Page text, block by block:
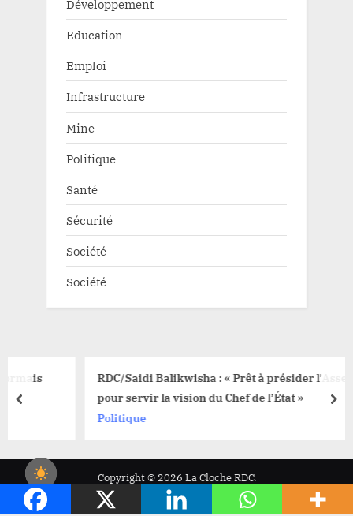
Développement
Education
Emploi
Infrastructure
Mine
Politique
Santé
Sécurité
Société
Société
RDC/Saidi Balikwisha : « Prêt à présider l’Assemblée
pour servir la vision du Chef de l’État »
prev
Copyright © 2026 La Cloche RDC.
Powered by
PressBook News WordPress theme